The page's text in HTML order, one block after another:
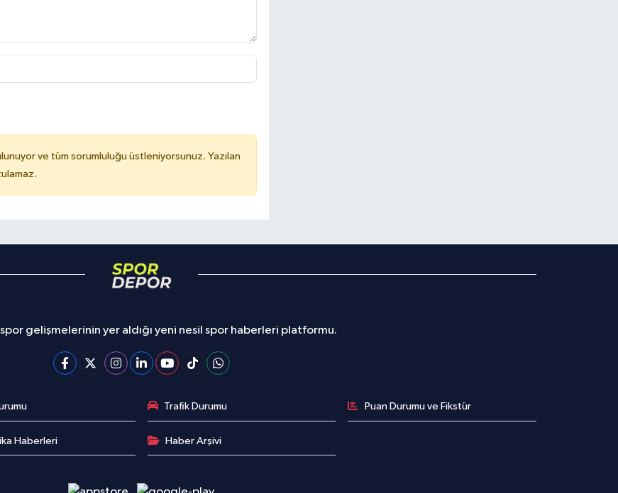
ve tüm sorumluluğu üstleniyorsunuz. Yazılan
gelişmelerinin yer aldığı yeni nesil spor haberleri platformu.
Trafik Durumu Puan Durumu ve Fikstür
Haberleri Haber Arşivi